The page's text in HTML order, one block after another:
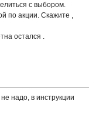
с выбором.
по акции. Скажите ,
остался .
надо, в инструкции